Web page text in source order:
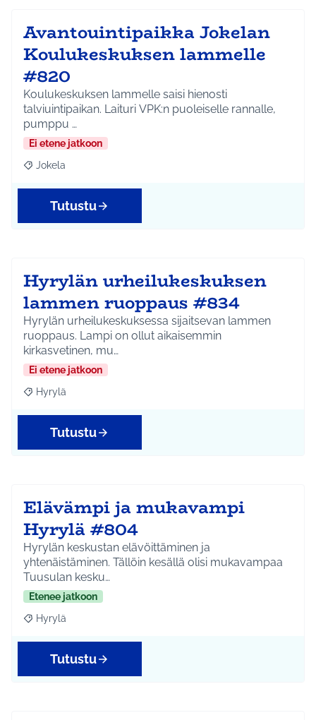
Avantouintipaikka Jokelan
Koulukeskuksen lammelle
#820
Koulukeskuksen lammelle saisi hienosti
talviuintipaikan. Laituri VPK:n puoleiselle rannalle,
pumppu …
Ei etene jatkoon
Rajaa tulokset aihepiirin mukaan: Jokela
Jokela
Tutustu
Hyrylän urheilukeskuksen
lammen ruoppaus #834
Hyrylän urheilukeskuksessa sijaitsevan lammen
ruoppaus. Lampi on ollut aikaisemmin
kirkasvetinen, mu…
Ei etene jatkoon
Rajaa tulokset aihepiirin mukaan: Hyrylä
Hyrylä
Tutustu
Elävämpi ja mukavampi
Hyrylä #804
Hyrylän keskustan elävöittäminen ja
yhtenäistäminen. Tällöin kesällä olisi mukavampaa
Tuusulan kesku…
Etenee jatkoon
Rajaa tulokset aihepiirin mukaan: Hyrylä
Hyrylä
Tutustu